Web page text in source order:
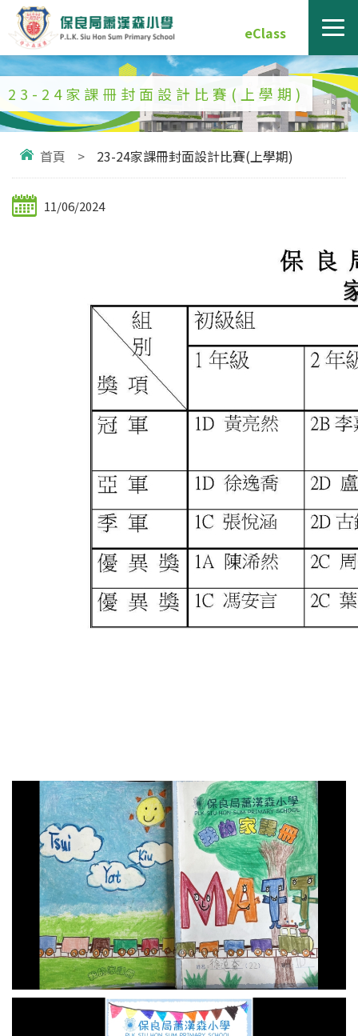
eClass
23-24家課冊封面設計比賽(上學期)
首頁 > 23-24家課冊封面設計比賽(上學期)
11/06/2024